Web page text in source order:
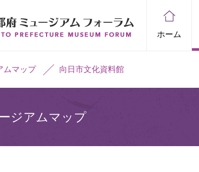
ホーム
ムマップ 向日市文化資料館
ジアムマップ